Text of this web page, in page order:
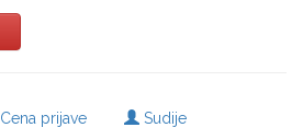
Cena prijave Sudije